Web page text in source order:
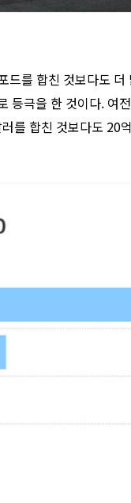
를 합친 것보다도
등극을 한 것이다. 여
를 합친 것보다도 20